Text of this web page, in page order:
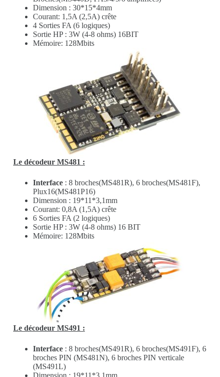
Dimension : 30*15*4mm
Courant: 1,5A (2,5A) crête
4 Sorties FA (6 logiques)
Sortie HP : 3W (4-8 ohms) 16BIT
Mémoire: 128Mbits
Le décodeur MS481 :
Interface: 8 broches(MS481R), 6 broches(MS481F),
Plux16(MS481P16)
Dimension : 19*11*3,1mm
Courant: 0,8A (1,5A) crête
6 Sorties FA (2 logiques)
Sortie HP : 3W (4-8 ohms) 16 BIT
Mémoire: 128Mbits
Le décodeur MS491 :
Interface: 8 broches(MS491R), 6 broches(MS491F), 6
broches PIN (MS481N), 6 broches PIN verticale
(MS491L)